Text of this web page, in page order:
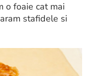
o foaie cat mai
stafidele si